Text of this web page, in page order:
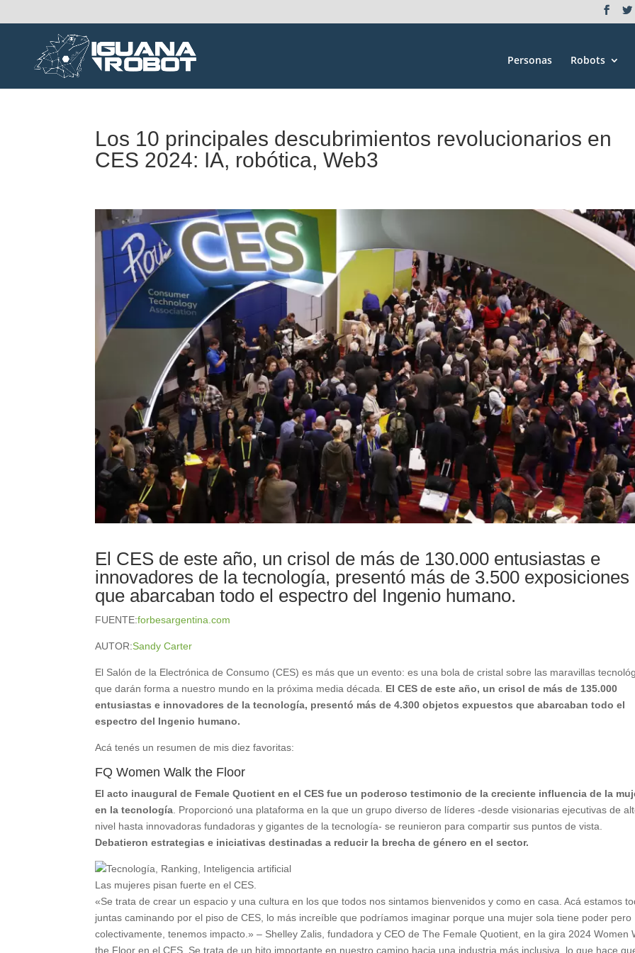
Personas Robots
Los 10 principales descubrimientos revolucionarios en
CES 2024: IA, robótica, Web3
El CES de este año, un crisol de más de 130.000 entusiastas e
innovadores de la tecnología, presentó más de 3.500 exposiciones
que abarcaban todo el espectro del Ingenio humano.
FUENTE:forbesargentina.com
AUTOR:Sandy Carter
El Salón de la Electrónica de Consumo (CES) es más que un evento: es una bola de cristal sobre las maravillas
que darán forma a nuestro mundo en la próxima media década.
El CES de este año, un crisol de más de 135.000
entusiastas e innovadores de la tecnología, presentó más de 4.300 objetos expuestos que abarcaban todo el
espectro del Ingenio humano.
Acá tenés un resumen de mis diez favoritas:
FQ Women Walk the Floor
El acto inaugural de Female Quotient en el CES fue un poderoso testimonio de la creciente influencia de la
en la tecnología . Proporcionó una plataforma en la que un grupo diverso de líderes -desde visionarias ejecutivas de
nivel hasta innovadoras fundadoras y gigantes de la tecnología- se reunieron para compartir sus puntos de vista.
Debatieron estrategias e iniciativas destinadas a reducir la brecha de género en el sector.
Las mujeres pisan fuerte en el CES.
«Se trata de crear un espacio y una cultura en los que todos nos sintamos bienvenidos y como en casa. Acá estamos
juntas caminando por el piso de CES, lo más increíble que podríamos imaginar porque una mujer sola tiene poder pero
colectivamente, tenemos impacto.» – Shelley Zalis, fundadora y CEO de The Female Quotient, en la gira 2024 Women
the Floor en el CES. Se trata de un hito importante en nuestro camino hacia una industria más inclusiva, lo que hace